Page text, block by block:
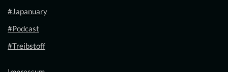
#Japanuary
#Podcast
#Treibstoff